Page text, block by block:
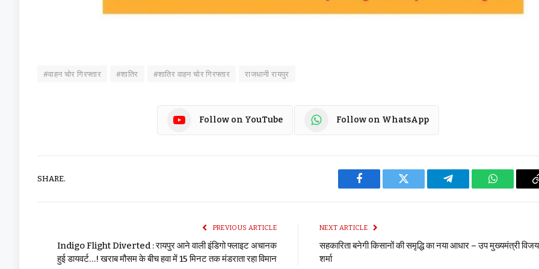
#वाहन चोर गिरफ्तार #शातिर #शातिर वाहन चोर गिरफ्तार राजधानी रायपुर
Follow on YouTube Follow on WhatsApp
SHARE.
Facebook Twitter Telegram WhatsApp
PREVIOUS ARTICLE
Indigo Flight Diverted : रायपुर आने वाली इंडिगो फ्लाइट अचानक
हुई डायवर्ट…! खराब मौसम के बीच हवा में 15 मिनट तक मंडराता रहा विमान
NEXT ARTICLE
सहकारिता बनेगी किसानों की समृद्धि का नया आधार – उप मुख्यमंत्री विजय
शर्मा